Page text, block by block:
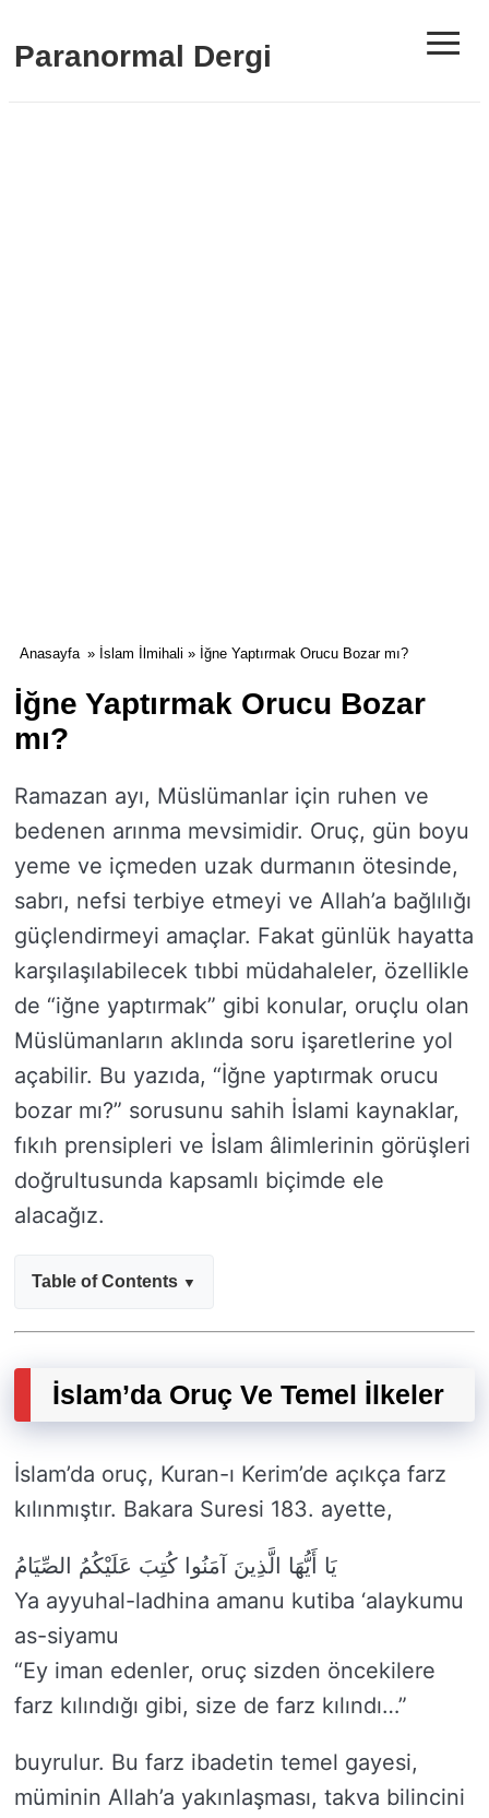
Paranormal Dergi ≡
Anasayfa » İslam İlmihali » İğne Yaptırmak Orucu Bozar mı?
İğne Yaptırmak Orucu Bozar
mı?
Ramazan ayı, Müslümanlar için ruhen ve
bedenen arınma mevsimidir. Oruç, gün boyu
yeme ve içmeden uzak durmanın ötesinde,
sabrı, nefsi terbiye etmeyi ve Allah’a bağlılığı
güçlendirmeyi amaçlar. Fakat günlük hayatta
karşılaşılabilecek tıbbi müdahaleler, özellikle
de “iğne yaptırmak” gibi konular, oruçlu olan
Müslümanların aklında soru işaretlerine yol
açabilir. Bu yazıda, “İğne yaptırmak orucu
bozar mı?” sorusunu sahih İslami kaynaklar,
fıkıh prensipleri ve İslam âlimlerinin görüşleri
doğrultusunda kapsamlı biçimde ele
alacağız.
Table of Contents
İslam’da Oruç Ve Temel İlkeler
İslam’da oruç, Kuran-ı Kerim’de açıkça farz
kılınmıştır. Bakara Suresi 183. ayette,
يَا أَيُّهَا الَّذِينَ آمَنُوا كُتِبَ عَلَيْكُمُ الصِّيَامُ
Ya ayyuhal-ladhina amanu kutiba ‘alaykumu
as-siyamu
“Ey iman edenler, oruç sizden öncekilere
farz kılındığı gibi, size de farz kılındı…”
buyrulur. Bu farz ibadetin temel gayesi,
müminin Allah’a yakınlaşması, takva bilincini